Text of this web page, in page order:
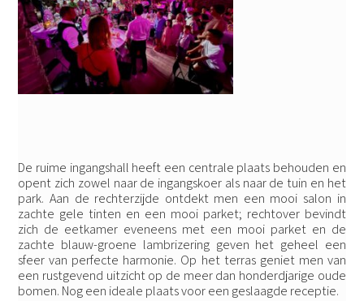
De ruime ingangshall heeft een centrale plaats behouden en
opent zich zowel naar de ingangskoer als naar de tuin en het
park. Aan de rechterzijde ontdekt men een mooi salon in
zachte gele tinten en een mooi parket; rechtover bevindt
zich de eetkamer eveneens met een mooi parket en de
zachte blauw-groene lambrizering geven het geheel een
sfeer van perfecte harmonie. Op het terras geniet men van
een rustgevend uitzicht op de meer dan honderdjarige oude
bomen. Nog een ideale plaats voor een geslaagde receptie.